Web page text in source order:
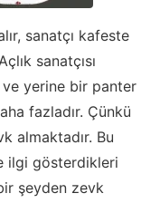
sanatçı kafeste
sanatçısı
ve yerine bir panter
fazladır. Çünkü
almaktadır. Bu
ilgi gösterdikleri
şeyden zevk